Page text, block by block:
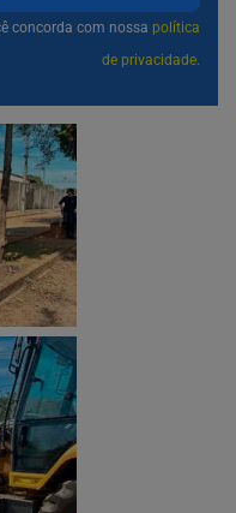
concorda com nossa política
de privacidade.